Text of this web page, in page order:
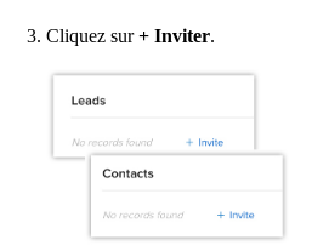
Cliquez sur+ Inviter.